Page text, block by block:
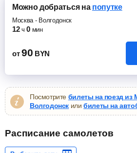
Можно добратьсяна попутке
Москва - Волгодонск
12 ч 0 мин
от 90 BYN
Посмотрите билеты на поезд из
Волгодонск илибилеты на
Расписание самолетов